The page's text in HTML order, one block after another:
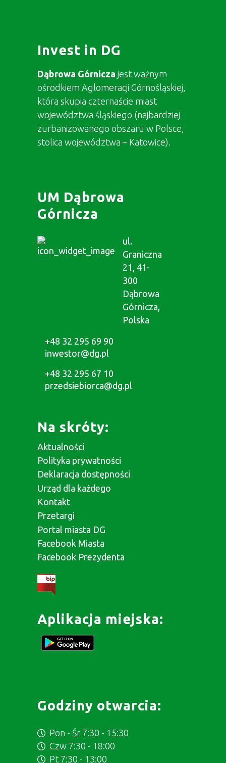
Invest in DG
Dąbrowa Górnicza jest ważnym
ośrodkiem Aglomeracji Górnośląskiej,
która skupia czternaście miast
województwa śląskiego (najbardziej
zurbanizowanego obszaru w Polsce,
stolica województwa – Katowice).
UM Dąbrowa
Górnicza
ul.
Graniczna
21, 41-
300
Dąbrowa
Górnicza,
Polska
+48 32 295 69 90
inwestor@dg.pl
+48 32 295 67 10
przedsiebiorca@dg.pl
Na skróty:
Aktualności
Polityka prywatności
Deklaracja dostępności
Urząd dla każdego
Kontakt
Przetargi
Portal miasta DG
Facebook Miasta
Facebook Prezydenta
Aplikacja miejska:
Godziny otwarcia:
Pon - Śr 7:30 - 15:30
Czw 7:30 - 18:00
Pt 7:30 - 13:00